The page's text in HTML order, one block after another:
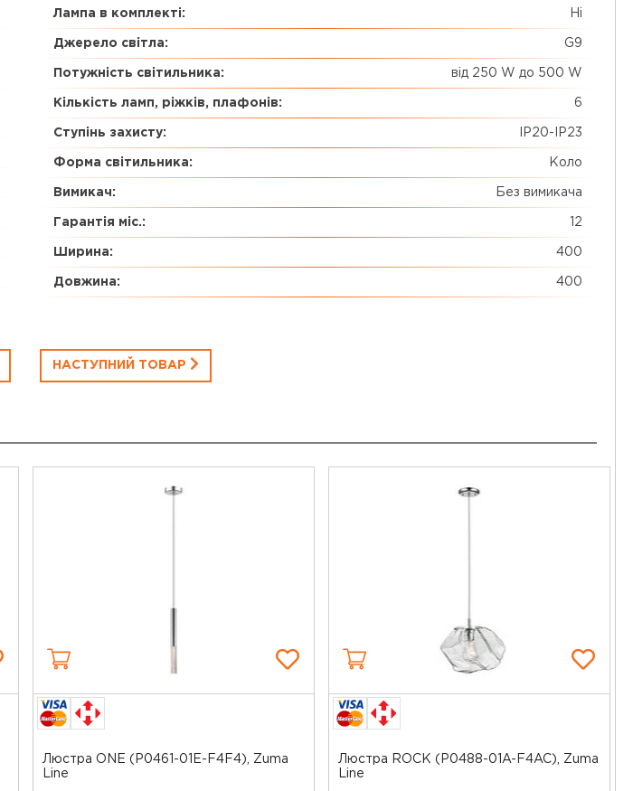
Лампа в комплекті: Ні
Джерело світла: G9
Потужність світильника: від 250 W до 500 W
Кількість ламп, ріжків, плафонів: 6
Ступінь захисту: ІР20-IP23
Форма світильника: Коло
Вимикач: Без вимикача
Гарантія міс.: 12
Ширина: 400
Довжина: 400
НАСТУПНИЙ ТОВАР
Люстра ONE (P0461-01E-F4F4), Zuma
Line
Люстра ROCK (P0488-01A-F4AC), Zuma
Line